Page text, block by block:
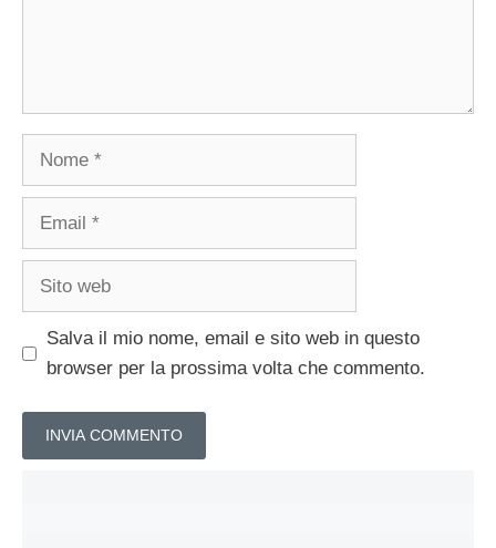
Nome
Email
Sito
Salva il mio nome, email e sito web in questo
browser per la prossima volta che commento.